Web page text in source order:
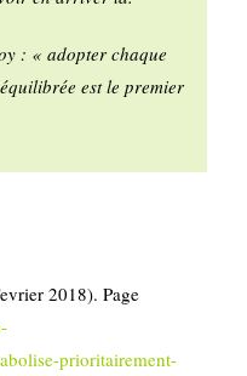
: « adopter chaque
est le premier
2018). Page
prioritairement-